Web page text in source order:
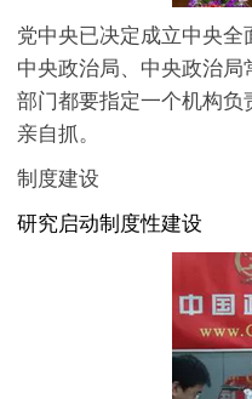
党中央已决定成立中央
中央政治局、中央政治
部门都要指定一个机构
亲自抓。
制度建设
研究启动制度性建设